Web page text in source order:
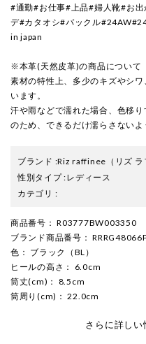
#通勤#お仕事#上品#婦人靴#お
デ#カタオシ#バックル
in japan
※本革(天然皮革)の商品について
素材の特性上、多少のキズやシ
います。
汗や雨などで濡れた場合、色移
のため、できるだけ濡らさないよ
ブランド :Riz raffinee （リズ
性別タイプ:レディース
カテゴリ :
商品番号 ： R03777BW003350
ブランド商品番号 ：
色 ： ブラック（BL）
ヒールの高さ ： 6.0cm
筒丈(cm) ： 8.5cm
筒周り(cm) ： 22.0cm
さらに詳しい